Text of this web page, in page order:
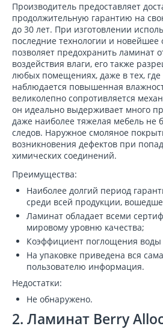
Производитель предоставляет
продолжительную гарантию на
до 30 лет. При изготовлении
последние технологии и новейшее
позволяет предохранить ламинат
воздействия влаги, его также
любых помещениях, даже в тех, где
наблюдается повышенная
великолепно сопротивляется
он идеально выдерживает много
даже наиболее тяжелая мебель не
следов. Наружное смоляное
возникновения дефектов при
химических соединений.
Преимущества:
Наиболее долгий период
среди всей продукции,
Ламинат обладает всеми
мировому уровню качества;
Коэффициент поглощения
На упаковке приведена вся
пользователю информация.
Недостатки:
Не обнаружено.
2. Ламинат Berry